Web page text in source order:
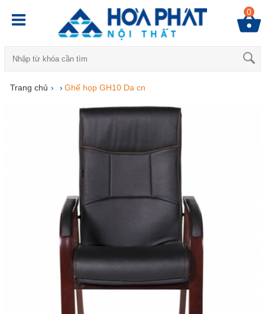
0
Trang chủ › › Ghế họp GH10 Da cn